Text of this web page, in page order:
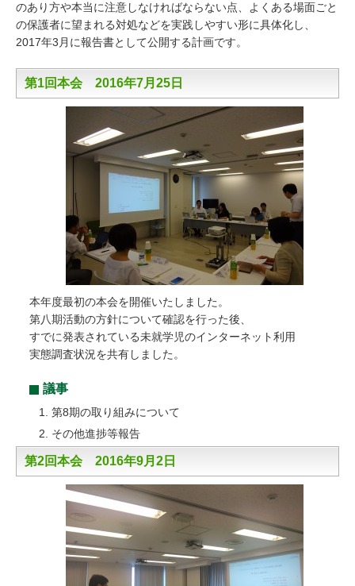
のあり方や本当に注意しなければならない点、よくある場面ごと
の保護者に望まれる対処などを実践しやすい形に具体化し、
2017年3月に報告書として公開する計画です。
第1回本会 2016年7月25日
本年度最初の本会を開催いたしました。
第八期活動の方針について確認を行った後、
すでに発表されている未就学児のインターネット利用
実態調査状況を共有しました。
議事
第8期の取り組みについて
その他進捗等報告
第2回本会 2016年9月2日